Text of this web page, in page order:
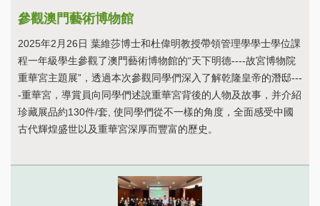
參觀澳門藝術博物館
2025年2月26日 葉維莎博士和杜偉明教授帶領管理學學士學位課
程一年級學生參觀了澳門藝術博物館的“天下明德----故宮博物院
重華宮主題展”，透過本次參觀同學們深入了解乾隆皇帝的潛邸---
-重華宮，導賞員向同學們述說重華宮背後的人物及故事，并介紹
珍藏展品約130件/套, 使同學們從不一樣的角度，全面感受中國
古代輝煌盛世以及重華宮深厚而豐富的歷史。